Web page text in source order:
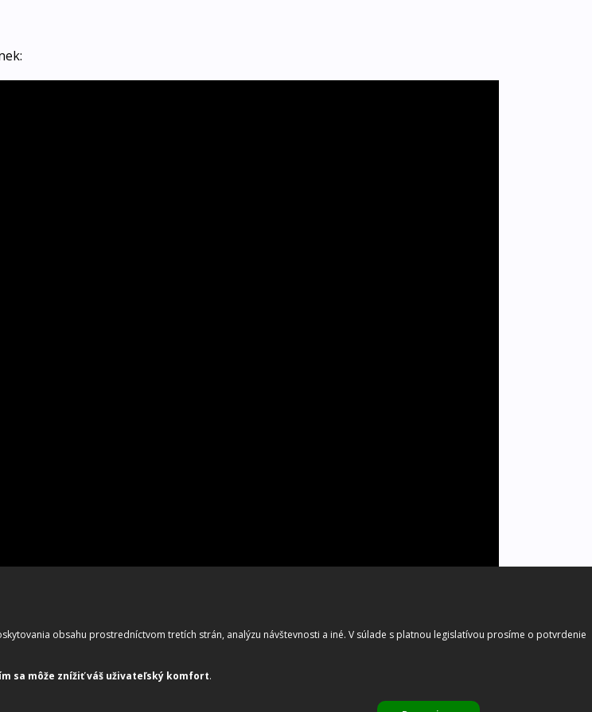
obsahu prostredníctvom tretích strán, analýzu návštevnosti a iné. V súlade s platnou legislatívou prosíme o potvrdenie
sa môže znížiť váš uživateľský komfort.